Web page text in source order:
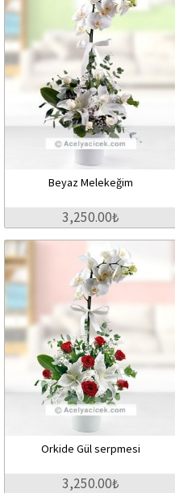
Beyaz Melekeğim
3,250.00₺
Orkide Gül serpmesi
3,250.00₺